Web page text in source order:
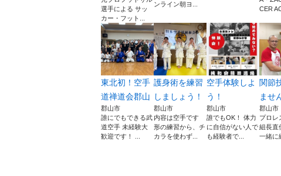
選手による サッ
カー・フット...
ンライン朝ヨ...
CER
東北初！空手
道禅道会郡山
郡山市
誰にでもできる武
道空手 未経験大
歓迎です！ ...
護身術を練習
しましょう！
郡山市
内容は空手です
形の練習から、チ
カラを使わず...
空手体験しよ
う！
郡山市
誰でもOK！ 体力
に自信がない人で
も経験者で...
関節
ませ
郡山市
プロレ
組長直
一緒に